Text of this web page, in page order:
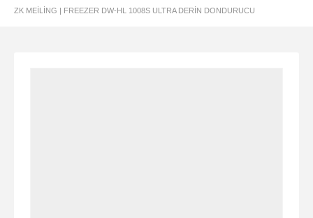
ZK MEİLİNG | FREEZER DW-HL 1008S ULTRA DERIN DONDURUCU